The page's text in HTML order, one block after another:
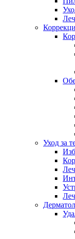
Уход за